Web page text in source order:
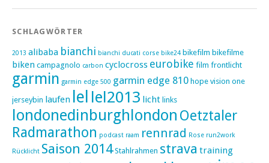
SCHLAGWÖRTER
2013 alibaba bianchi bianchi ducati corse bike24 bikefilm bikefilme
biken campagnolo carbon cyclocross eurobike film frontlicht
garmin garmin edge 500 garmin edge 810 hope vision one
jerseybin laufen lel lel2013 licht links
londonedinburghlondon Oetztaler
Radmarathon podcast raam rennrad Rose run2work
Rücklicht Saison 2014 Stahlrahmen strava training